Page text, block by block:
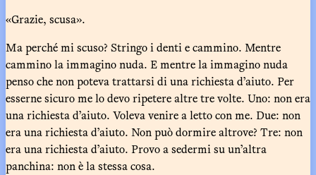
«Grazie, scusa».
Ma perché mi scuso? Stringo i denti e cammino. Mentre
cammino la immagino nuda. E mentre la immagino nuda
penso che non poteva trattarsi di una richiesta d’aiuto. Per
esserne sicuro me lo devo ripetere altre tre volte. Uno: non era
una richiesta d’aiuto. Voleva venire a letto con me. Due: non
era una richiesta d’aiuto. Non può dormire altrove? Tre: non
era una richiesta d’aiuto. Provo a sedermi su un’altra
panchina: non è la stessa cosa.